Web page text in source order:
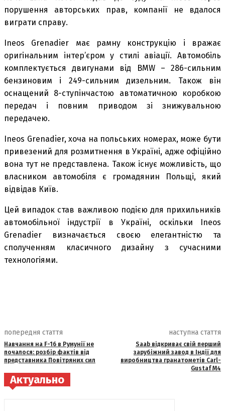
порушення авторських прав, компанії не вдалося
виграти справу.
Ineos Grenadier має рамну конструкцію і вражає
оригінальним інтер’єром у стилі авіації. Автомобіль
комплектується двигунами від BMW – 286-сильним
бензиновим і 249-сильним дизельним. Також він
оснащений 8-ступінчастою автоматичною коробкою
передач і повним приводом зі знижувальною
передачею.
Ineos Grenadier, хоча на польських номерах, може бути
привезений для розмитнення в Україні, адже офіційно
вона тут не представлена. Також існує можливість, що
власником автомобіля є громадянин Польщі, який
відвідав Київ.
Цей випадок став важливою подією для прихильників
автомобільної індустрії в Україні, оскільки Ineos
Grenadier визначається своєю елегантністю та
сполученням класичного дизайну з сучасними
технологіями.
попередня стаття
Навчання на F-16 в Румунії не
почалося: розбір фактів від
представника Повітряних сил
наступна стаття
Saab відкриває свій перший
зарубіжний завод в Індії для
виробництва гранатометів Carl-
Gustaf M4
Актуально